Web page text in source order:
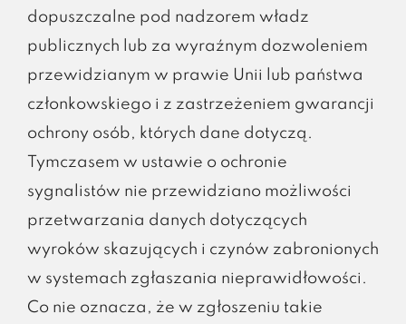
dopuszczalne pod nadzorem władz
publicznych lub za wyraźnym dozwoleniem
przewidzianym w prawie Unii lub państwa
członkowskiego i z zastrzeżeniem gwarancji
ochrony osób, których dane dotyczą.
Tymczasem w ustawie o ochronie
sygnalistów nie przewidziano możliwości
przetwarzania danych dotyczących
wyroków skazujących i czynów zabronionych
w systemach zgłaszania nieprawidłowości.
Co nie oznacza, że w zgłoszeniu takie